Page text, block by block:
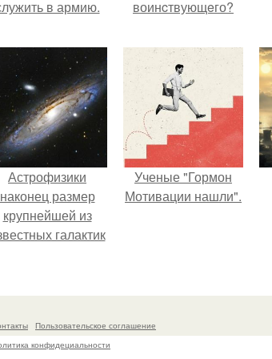
в армию.
воинcтвующeго?
Астрофизики
наконец размер
крупнейшей из
галактик
Ученые "Гормон
Мотивации нашли".
Пользовательское соглашение
конфидециальности